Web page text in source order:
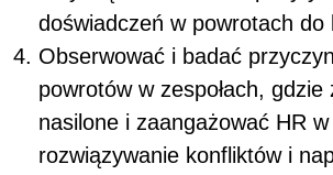
doświadczeń w powrotach do
Obserwować i badać
powrotów w zespołach, gdzie
nasilone i zaangażować HR
rozwiązywanie konfliktów i